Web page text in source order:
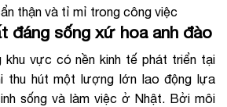
thận và tỉ mỉ trong công việc
đáng sống xứ hoa anh đào
khu vực có nền kinh tế phát triển tại
thu hút một lượng lớn lao động lựa
sống và làm việc ở Nhật. Bởi môi